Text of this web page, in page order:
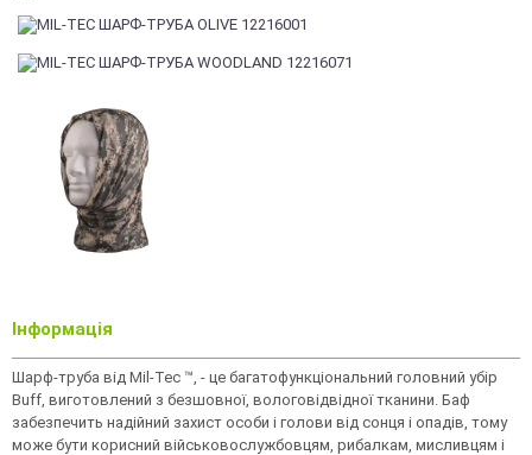
Інформація
Шарф-труба від Mil-Tec ™, - це багатофункціональний головний убір
Buff, виготовлений з безшовної, вологовідвідної тканини. Баф
забезпечить надійний захист особи і голови від сонця і опадів, тому
може бути корисний військовослужбовцям, рибалкам, мисливцям і